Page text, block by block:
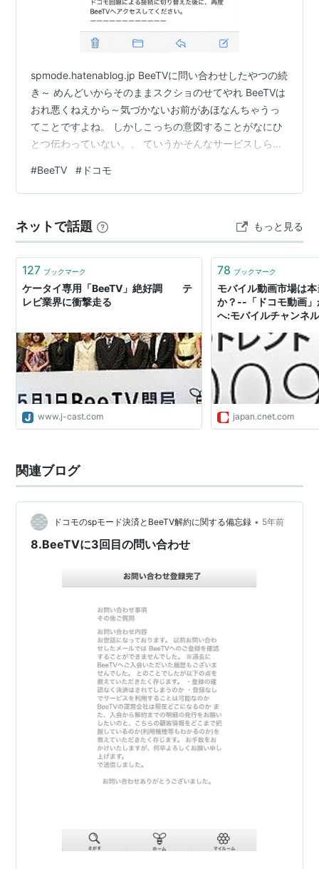
spmode.hatenablog.jp BeeTVに問い合わせしたやつの続
き～ めんどいからそのままスクショのせてやれ BeeTVは
おれ悪くねえから～気づかないお前があほなんちゃうっ
てことですよね。 しかしこっちの意図することがなにひ
とつ伝わっていない。。 ていうかそんなサービスしらな
クセスしないとわからない時点で問題じゃんって言って
んの。 もうサービス終了したら？ まあこれ以上言っても
あ。。。振出しに戻る。。
#BeeTV # ドコモ
ネットで話題 もっと見る
127 ブックマーク
ケータイ専用「BeeTV」絶好調 テ
レビ業界に衝撃走る
www.j-cast.com
78 ブックマーク
モバイル動画市場は
か？--「ドコモ動画
へ:モバイルチャンネ
japan.cnet.com
関連ブログ
ドコモのspモード決済とBeeTV解約に関する備忘録 • 5年前
8.BeeTVに3回目の問い合わせ